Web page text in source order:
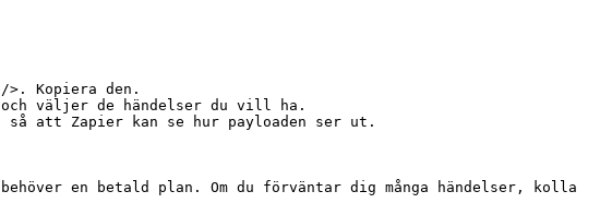
>. Kopiera den.
väljer de händelser du vill ha.
att Zapier kan se hur payloaden ser ut.
en betald plan. Om du förväntar dig många händelser, kolla